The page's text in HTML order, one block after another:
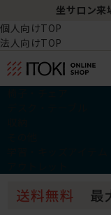
坐サロン来
個人向けTOP
法人向けTOP